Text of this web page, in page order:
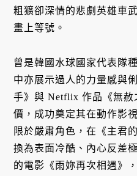
粗獷卻深情的悲劇英雄車
畫上等號。
曾是韓國水球國家代表隊
中亦展示過人的力量感與
手》與 Netflix 作品《無赦
價，成功奠定其在動作影
限於嚴肅角色，在《主君
換為表面冷酷、內心反差
的電影《雨妳再次相遇》